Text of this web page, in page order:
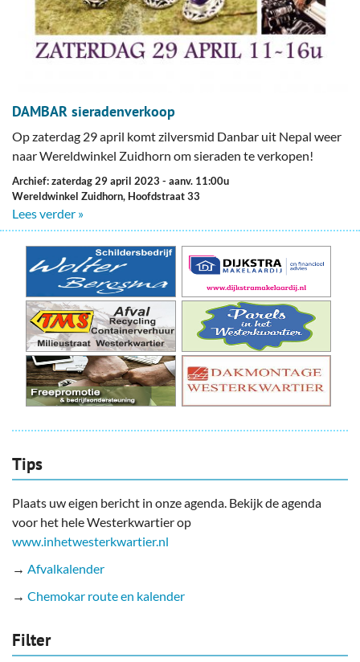
DAMBAR sieradenverkoop
Op zaterdag 29 april komt zilversmid Danbar uit Nepal weer
naar Wereldwinkel Zuidhorn om sieraden te verkopen!
Archief: zaterdag 29 april 2023 - aanv. 11:00u
Wereldwinkel Zuidhorn, Hoofdstraat 33
Lees verder »
Tips
Plaats uw eigen bericht in onze agenda. Bekijk de agenda
voor het hele Westerkwartier op
www.inhetwesterkwartier.nl
→ Afvalkalender
→ Chemokar route en kalender
Filter